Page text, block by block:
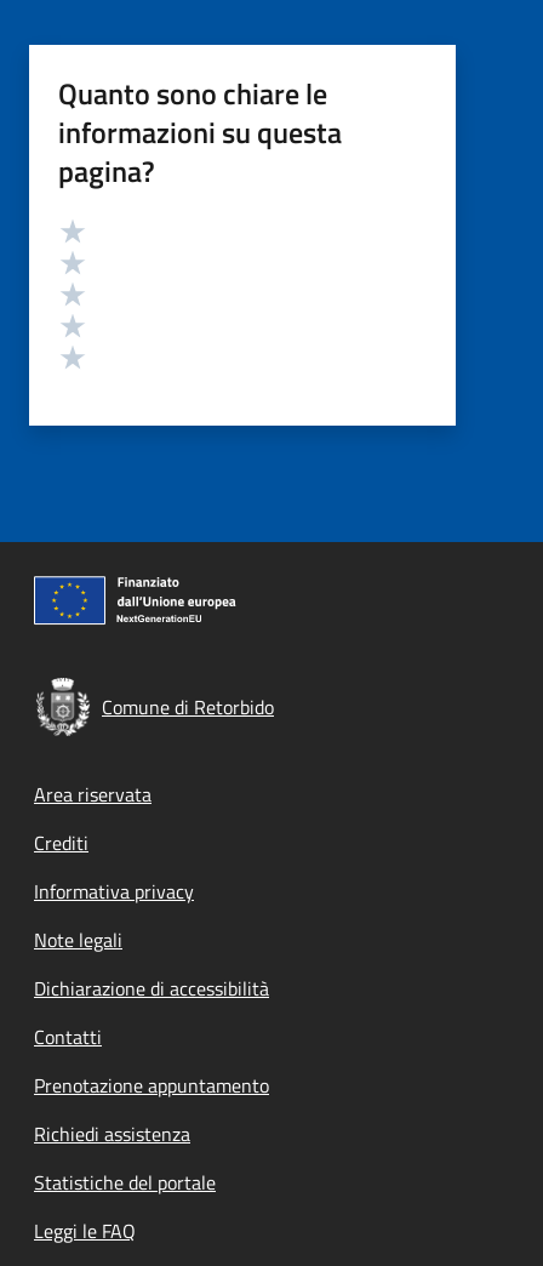
Quanto sono chiare le
informazioni su questa
pagina?
Valutazione
Comune di Retorbido
Footer menu
Area riservata
Crediti
Informativa privacy
Note legali
Dichiarazione di accessibilità
Contatti
Prenotazione appuntamento
Richiedi assistenza
Statistiche del portale
Leggi le FAQ